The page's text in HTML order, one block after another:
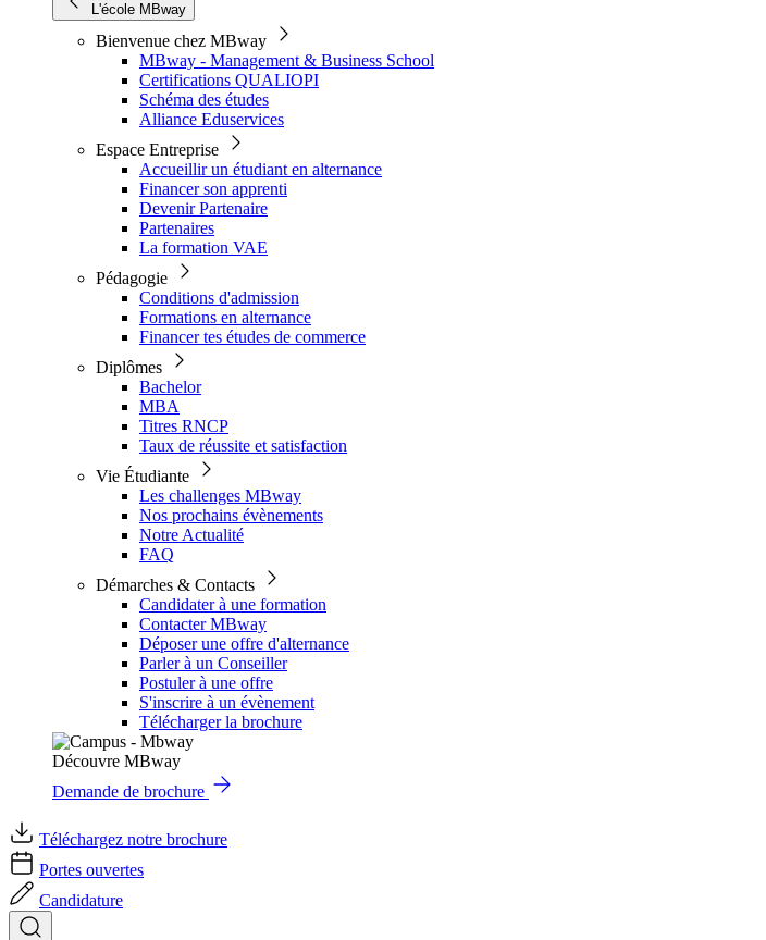
L'école MBway
Bienvenue chez MBway
MBway - Management & Business School
Certifications QUALIOPI
Schéma des études
Alliance Eduservices
Espace Entreprise
Accueillir un étudiant en alternance
Financer son apprenti
Devenir Partenaire
Partenaires
La formation VAE
Pédagogie
Conditions d'admission
Formations en alternance
Financer tes études de commerce
Diplômes
Bachelor
MBA
Titres RNCP
Taux de réussite et satisfaction
Vie Étudiante
Les challenges MBway
Nos prochains évènements
Notre Actualité
FAQ
Démarches & Contacts
Candidater à une formation
Contacter MBway
Déposer une offre d'alternance
Parler à un Conseiller
Postuler à une offre
S'inscrire à un évènement
Télécharger la brochure
Découvre MBway
Demande de brochure
Téléchargez notre brochure
Portes ouvertes
Candidature